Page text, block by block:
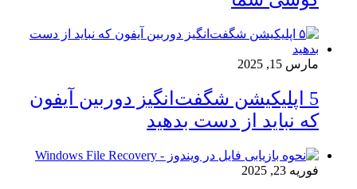
مارس 15, 2025
5 اپلیکیشن شگفت‌انگیز دوربین آیفون
که نباید از دست بدهید
فوریه 23, 2025